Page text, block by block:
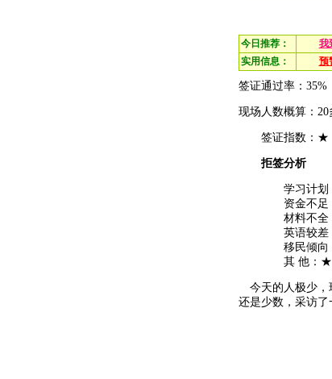
今日推荐： 我
实用信息：
预
签证通过率：35%
现场人数概算：20
签证指数：★
拒签分析
学习计划
资金不足
材料不全
英语较差
移民倾向
其 他：
今天的人极少，
还是少数，采访